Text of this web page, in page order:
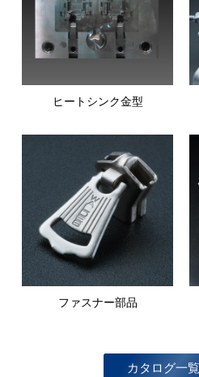
ヒートシンク金型
ファスナー部品
カタログ一